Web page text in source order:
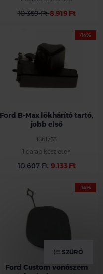
SZŰRŐ
10.359 Ft8.919 Ft
-14%
Ford B-Max lökhárító tartó,
jobb első
1861733
1 darab készleten
10.607 Ft9.133 Ft
-14%
Ford Custom vonószem